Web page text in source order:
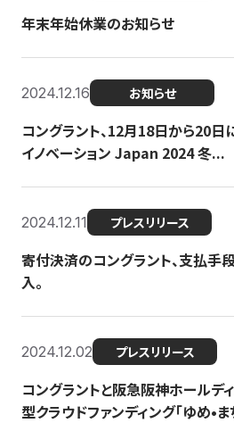
年末年始休業のお知らせ
2024.12.16 お知らせ
コングラント、12月18日から20日
イノベーション Japan 2024 冬...
2024.12.11 プレスリリース
寄付決済のコングラント、支払手
入。
2024.12.02 プレスリリース
コングラントと阪急阪神ホールデ
型クラウドファンディング「ゆめ•